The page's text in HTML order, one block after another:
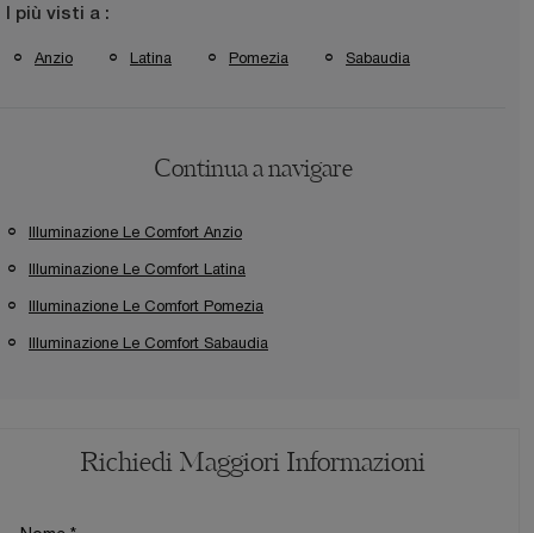
I più visti a :
Anzio Latina Pomezia Sabaudia
Continua a navigare
Illuminazione Le Comfort Anzio
Illuminazione Le Comfort Latina
Illuminazione Le Comfort Pomezia
Illuminazione Le Comfort Sabaudia
Richiedi Maggiori Informazioni